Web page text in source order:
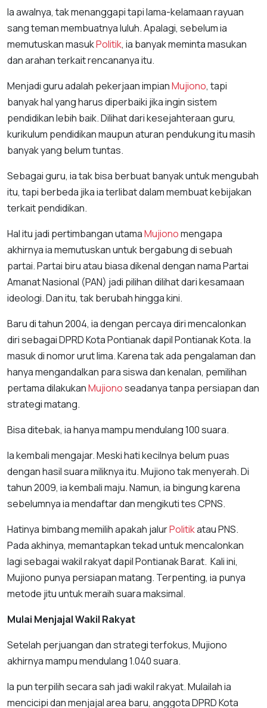
Ia awalnya, tak menanggapi tapi lama-kelamaan rayuan
sang teman membuatnya luluh. Apalagi, sebelum ia
memutuskan masukPolitik, ia banyak meminta masukan
dan arahan terkait rencananya itu.
Menjadi guru adalah pekerjaan impianMujiono, tapi
banyak hal yang harus diperbaiki jika ingin sistem
pendidikan lebih baik. Dilihat dari kesejahteraan guru,
kurikulum pendidikan maupun aturan pendukung itu masih
banyak yang belum tuntas.
Sebagai guru, ia tak bisa berbuat banyak untuk mengubah
itu, tapi berbeda jika ia terlibat dalam membuat kebijakan
terkait pendidikan.
Hal itu jadi pertimbangan utamaMujionomengapa
akhirnya ia memutuskan untuk bergabung di sebuah
partai. Partai biru atau biasa dikenal dengan nama Partai
Amanat Nasional (PAN) jadi pilihan dilihat dari kesamaan
ideologi. Dan itu, tak berubah hingga kini.
Baru di tahun 2004, ia dengan percaya diri mencalonkan
diri sebagai DPRD Kota Pontianak dapil Pontianak Kota. Ia
masuk di nomor urut lima. Karena tak ada pengalaman dan
hanya mengandalkan para siswa dan kenalan, pemilihan
pertama dilakukanMujionoseadanya tanpa persiapan dan
strategi matang.
Bisa ditebak, ia hanya mampu mendulang 100 suara.
Ia kembali mengajar. Meski hati kecilnya belum puas
dengan hasil suara miliknya itu. Mujiono tak menyerah. Di
tahun 2009, ia kembali maju. Namun, ia bingung karena
sebelumnya ia mendaftar dan mengikuti tes CPNS.
Hatinya bimbang memilih apakah jalurPolitikatau PNS.
Pada akhinya, memantapkan tekad untuk mencalonkan
lagi sebagai wakil rakyat dapil Pontianak Barat. Kali ini,
Mujiono punya persiapan matang. Terpenting, ia punya
metode jitu untuk meraih suara maksimal.
Mulai Menjajal Wakil Rakyat
Setelah perjuangan dan strategi terfokus, Mujiono
akhirnya mampu mendulang 1.040 suara.
Ia pun terpilih secara sah jadi wakil rakyat. Mulailah ia
mencicipi dan menjajal area baru, anggota DPRD Kota